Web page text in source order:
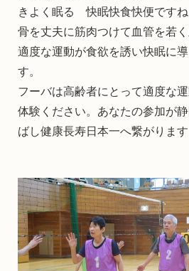
きよく眠る 快眠快食快便ですね
骨を丈夫に筋肉つけて血管を若
適度な運動が食欲を誘い快眠に
す。
フーバは高齢者にとって適度な
体験ください。あなたの参加が
ばし健康長寿日本一へ繋がります